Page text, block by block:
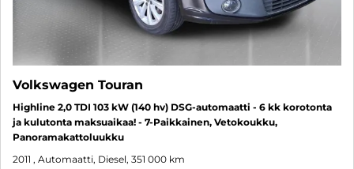
Volkswagen Touran
Highline 2,0 TDI 103 kW (140 hv) DSG-automaatti - 6 kk korotonta
ja kulutonta maksuaikaa! - 7-Paikkainen, Vetokoukku,
Panoramakattoluukku
2011 , Automaatti, Diesel, 351 000 km